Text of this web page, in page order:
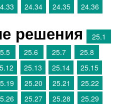
24.34 24.35 24.36
решения
25.1
25.6 25.7
25.8
25.13 25.14
25.15
25.20 25.21
25.22
25.27 25.28
25.29